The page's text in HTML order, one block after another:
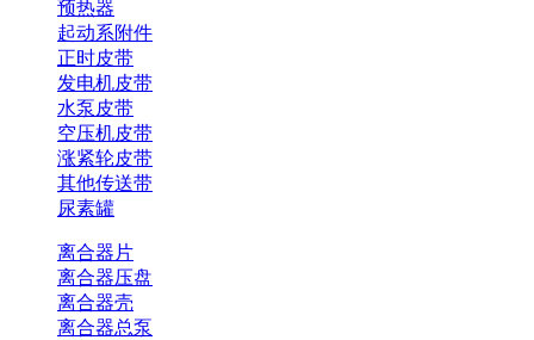
预热器
起动系附件
正时皮带
发电机皮带
水泵皮带
空压机皮带
涨紧轮皮带
其他传送带
尿素罐
离合器片
离合器压盘
离合器壳
离合器总泵